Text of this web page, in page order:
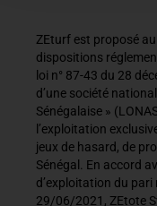
ZEturf est proposé
dispositions
loi n° 87-43 du 28
d’une société
Sénégalaise »
l’exploitation
jeux de hasard, de
Sénégal. En accord
d’exploitation du
29/06/2021, ZEtote